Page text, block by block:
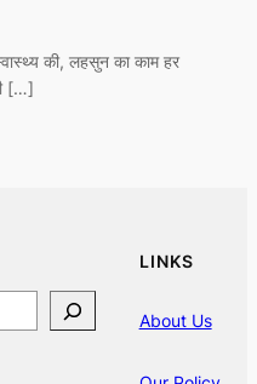
की, लहसुन का काम हर
[…]
LINKS
About Us